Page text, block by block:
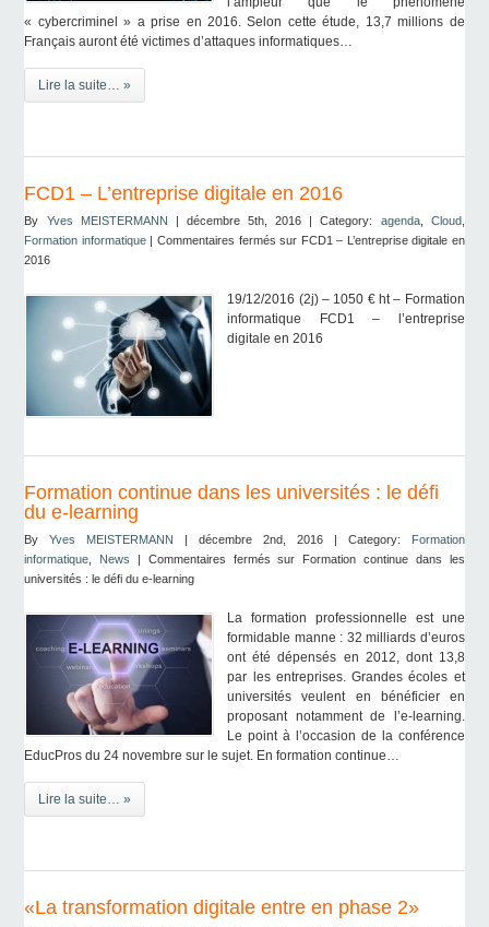
« cybercriminel » a prise en 2016. Selon cette étude, 13,7 millions de
Français auront été victimes d’attaques informatiques…
Lire la suite… »
FCD1 – L’entreprise digitale en 2016
By Yves MEISTERMANN | décembre 5th, 2016 | Category: agenda, Cloud,
Formation informatique| Commentaires fermés sur FCD1 – L’entreprise digitale en
2016
19/12/2016 (2j) – 1050 € ht – Formation
informatique FCD1 – l’entreprise
digitale en 2016
Formation continue dans les universités : le défi
du e-learning
ByYves MEISTERMANN | décembre 2nd, 2016 | Category:
Formation
informatique
News | Commentaires fermés sur Formation continue dans les
universités : le défi du e-learning
La formation professionnelle est une
formidable manne : 32 milliards d’euros
ont été dépensés en 2012, dont 13,8
par les entreprises. Grandes écoles et
universités veulent en bénéficier en
proposant notamment de l’e-learning.
Le point à l’occasion de la conférence
EducPros du 24 novembre sur le sujet. En formation continue…
Lire la suite… »
«La transformation digitale entre en phase 2»